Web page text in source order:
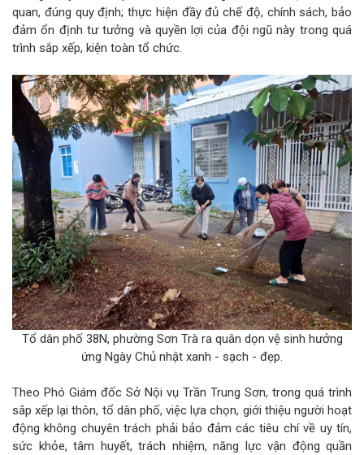
quan, đúng quy định; thực hiện đầy đủ chế độ, chính sách, bảo
đảm ổn định tư tưởng và quyền lợi của đội ngũ này trong quá
trình sắp xếp, kiện toàn tổ chức.
Tổ dân phố 38N, phường Sơn Trà ra quân dọn vệ sinh hưởng
ứng Ngày Chủ nhật xanh - sạch - đẹp.
Theo Phó Giám đốc Sở Nội vụ Trần Trung Sơn, trong quá trình
sắp xếp lại thôn, tổ dân phố, việc lựa chọn, giới thiệu người hoạt
động không chuyên trách phải bảo đảm các tiêu chí về uy tín,
sức khỏe, tâm huyết, trách nhiệm, năng lực vận động quần